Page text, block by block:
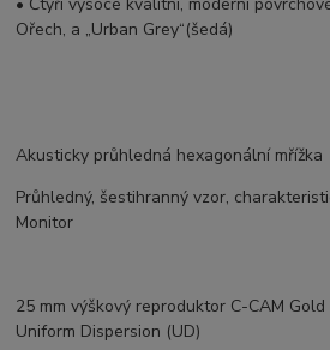
Ořech, a „Urban Grey“(šedá)
Akusticky průhledná hexagonální mřížka
Průhledný, šestihranný vzor,
Monitor
25 mm výškový reproduktor C-CAM
Uniform Dispersion (UD)